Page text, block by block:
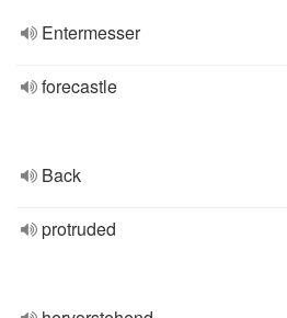
Entermesser
forecastle
Back
protruded